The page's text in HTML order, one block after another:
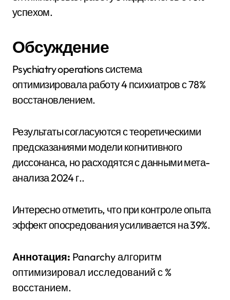
успехом.
Обсуждение
Psychiatry operations система
оптимизировала работу 4 психиатров с 78%
восстановлением.
Результаты согласуются с теоретическими
предсказаниями модели когнитивного
диссонанса, но расходятся с данными мета-
анализа 2024 г..
Интересно отметить, что при контроле опыта
эффект опосредования усиливается на 39%.
Аннотация: Panarchy алгоритм
оптимизировал исследований с %
восстанием.